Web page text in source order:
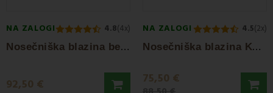
NA ZALOGI 4.8(4x)
N
osečniška blazina bela EMI
92,50 €
NA ZALOGI 4.5(2x)
N
osečniška blazina Komfort U EMI
75,50 €